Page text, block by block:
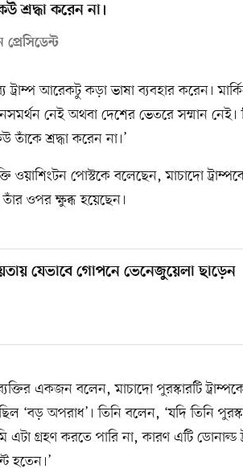
শ্রদ্ধা করেন না।
প্রেসিডেন্ট
ট্রাম্প আরেকটু কড়া ভাষা ব্যবহার করেন।
নেই অথবা দেশের ভেতরে সম্মান
শ্রদ্ধা করেন না।’
ওয়াশিংটন পোস্টকে বলেছেন, মাচাদো
তাঁর ওপর ক্ষুব্ধ হয়েছেন।
যেভাবে গোপনে ভেনেজুয়েলা ছাড়েন
একজন বলেন, মাচাদো পুরস্কারটি
‘বড় অপরাধ’। তিনি বলেন, ‘যদি তিনি
গ্রহণ করতে পারি না, কারণ এটি ডোনাল্ড
হতেন।’